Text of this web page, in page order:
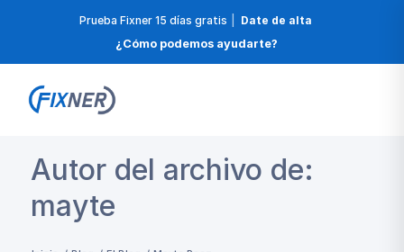
Prueba Fixner 15 días gratis
Date de alta
¿Cómo podemos ayudarte?
Autor del archivo de:
mayte